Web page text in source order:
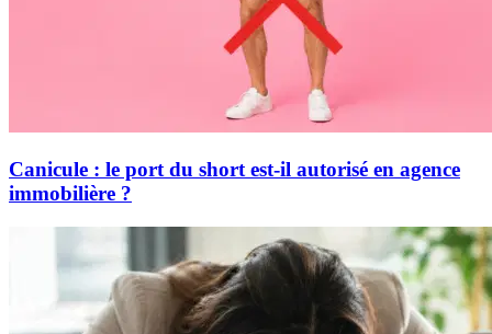
Canicule : le port du short est-il autorisé en agence
immobilière ?